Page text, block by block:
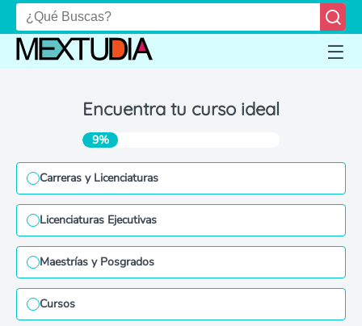
Encuentra tu curso ideal
9%
Carreras y Licenciaturas
Licenciaturas Ejecutivas
Maestrías y Posgrados
Cursos